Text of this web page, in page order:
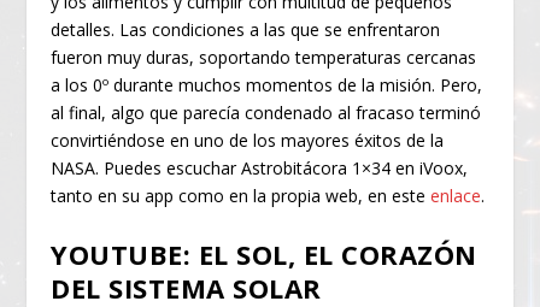
detalles. Las condiciones a las que se enfrentaron
fueron muy duras, soportando temperaturas cercanas
a los 0º durante muchos momentos de la misión. Pero,
al final, algo que parecía condenado al fracaso terminó
convirtiéndose en uno de los mayores éxitos de la
NASA. Puedes escuchar Astrobitácora 1×34 en iVoox,
tanto en su app como en la propia web, en esteenlace.
YOUTUBE: EL SOL, EL CORAZÓN
DEL SISTEMA SOLAR